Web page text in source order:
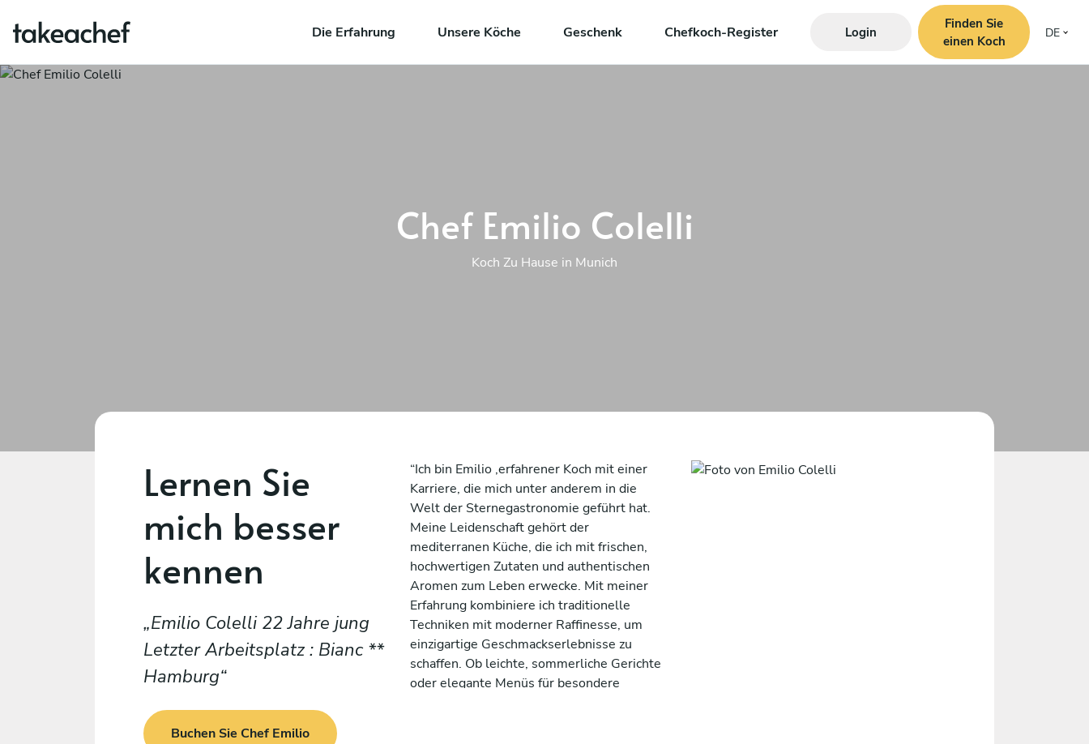
Die Erfahrung Unsere Köche Geschenk Chefkoch-Register Login
Finden Sie
einen Koch
DE
Chef Emilio Colelli
Koch Zu Hause in Munich
Lernen Sie
mich besser
kennen
Emilio Colelli 22 Jahre jung
Letzter Arbeitsplatz : Bianc **
Hamburg
Buchen Sie Chef Emilio
“Ich bin Emilio ,erfahrener Koch mit einer
Karriere, die mich unter anderem in die
Welt der Sternegastronomie geführt hat.
Meine Leidenschaft gehört der
mediterranen Küche, die ich mit frischen,
hochwertigen Zutaten und authentischen
Aromen zum Leben erwecke. Mit meiner
Erfahrung kombiniere ich traditionelle
Techniken mit moderner Raffinesse, um
einzigartige Geschmackserlebnisse zu
schaffen. Ob leichte, sommerliche Gerichte
oder elegante Menüs für besondere